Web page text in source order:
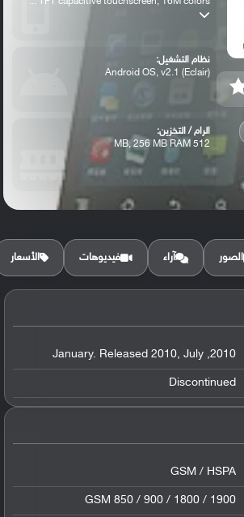
نظام التشغيل:
Android OS, v2.1 (Eclair)
الرام / التخزين:
512 MB, 256 MB RAM
الكاميرا الأساسية:
الصور آراء فيديوهات الأسعار
2010, January. Released 2010, July
Discontinued
GSM / HSPA
GSM 850 / 900 / 1800 / 1900